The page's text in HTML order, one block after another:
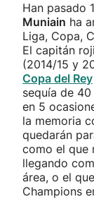
Han pasado
Muniain ha
Liga, Copa,
El capitán
(2014/15 y
Copa del Rey
sequía de
en 5
la memoria
quedarán
como el que
llegando
área, o el
Champions